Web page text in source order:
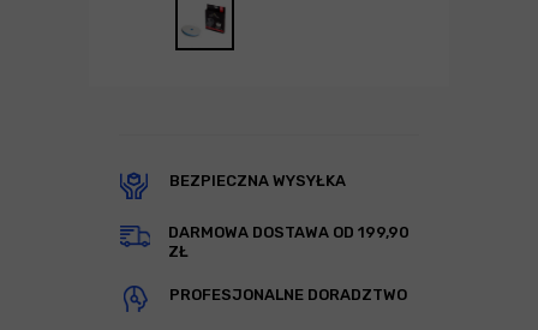
BEZPIECZNA WYSYŁKA
DARMOWA DOSTAWA OD 199,90
ZŁ
PROFESJONALNE DORADZTWO